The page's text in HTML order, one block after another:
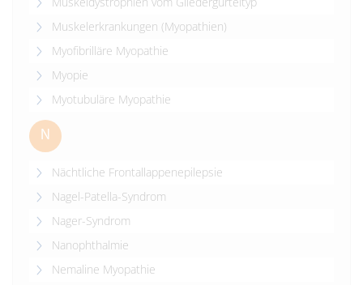
Muskelerkrankungen (Myopathien)
Myofibrilläre Myopathie
Myopie
Myotubuläre Myopathie
N
Nächtliche Frontallappenepilepsie
Nagel-Patella-Syndrom
Nager-Syndrom
Nanophthalmie
Nemaline Myopathie